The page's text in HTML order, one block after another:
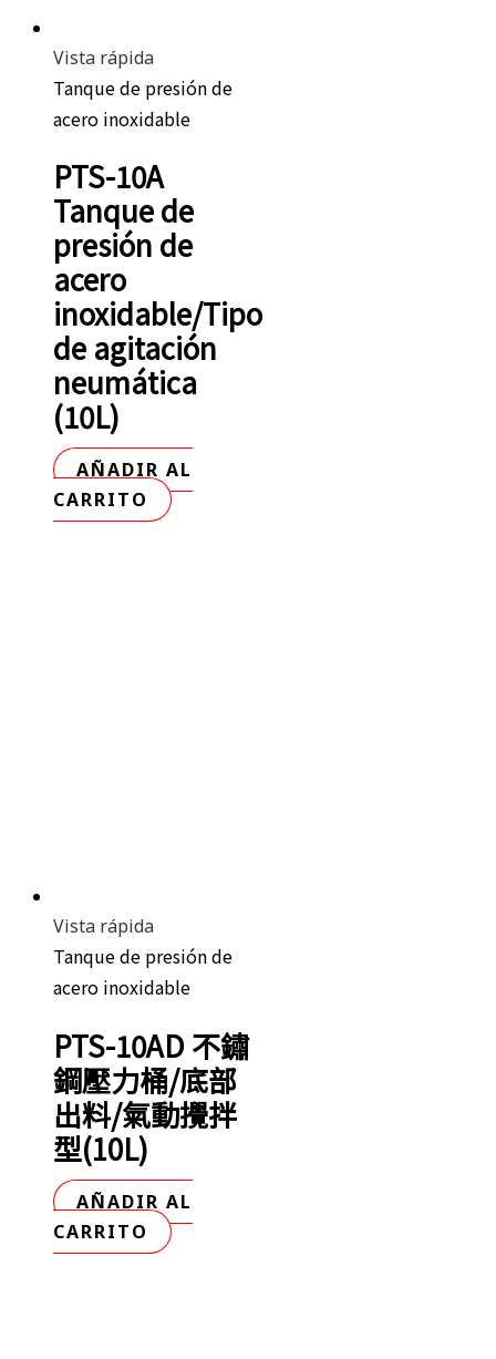
Vista rápida
Tanque de presión de
acero inoxidable
PTS-10A
Tanque de
presión de
acero
inoxidable/Tipo
de agitación
neumática
(10L)
AÑADIR AL
CARRITO
Vista rápida
Tanque de presión de
acero inoxidable
PTS-10AD 不鏽
鋼壓力桶/底部
出料/氣動攪拌
型(10L)
AÑADIR AL
CARRITO